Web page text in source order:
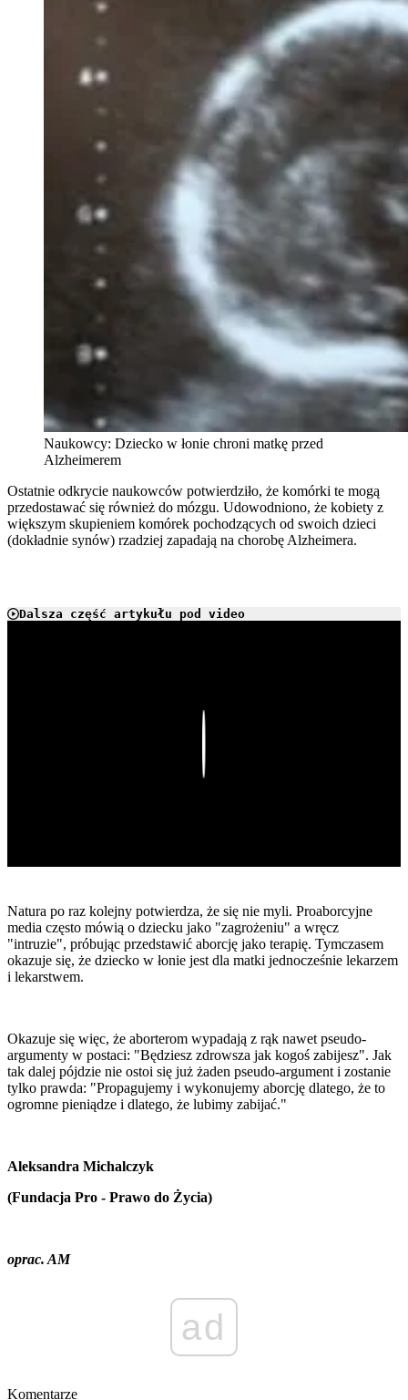
Naukowcy: Dziecko w łonie chroni matkę przed
Alzheimerem
Ostatnie odkrycie naukowców potwierdziło, że komórki te mogą
przedostawać się również do mózgu. Udowodniono, że kobiety z
większym skupieniem komórek pochodzących od swoich dzieci
(dokładnie synów) rzadziej zapadają na chorobę Alzheimera.
Dalsza część artykułu pod video
Natura po raz kolejny potwierdza, że się nie myli. Proaborcyjne
media często mówią o dziecku jako "zagrożeniu" a wręcz
"intruzie", próbując przedstawić aborcję jako terapię. Tymczasem
okazuje się, że dziecko w łonie jest dla matki jednocześnie lekarzem
i lekarstwem.
Okazuje się więc, że aborterom wypadają z rąk nawet pseudo-
argumenty w postaci: "Będziesz zdrowsza jak kogoś zabijesz". Jak
tak dalej pójdzie nie ostoi się już żaden pseudo-argument i zostanie
tylko prawda: "Propagujemy i wykonujemy aborcję dlatego, że to
ogromne pieniądze i dlatego, że lubimy zabijać."
Aleksandra Michalczyk
(Fundacja Pro - Prawo do Życia)
oprac. AM
ad
Komentarze